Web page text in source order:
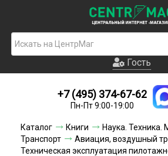
Гость
Новинки
Условия
Условия оплаты
Гость
+7 (495) 374-67-62
Пн-Пт 9:00-19:00
Каталог Книги
Наука. Техника.
Транспорт
Авиация, воздушный
Техническая эксплуатация